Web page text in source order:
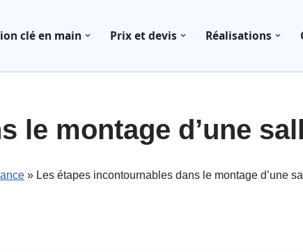
clé en main Prix et devis Réalisations
le montage d’une
» Les étapes incontournables dans le montage d’une